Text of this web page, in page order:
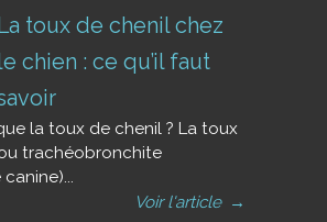
toux de chenil chez
chien : ce qu’il faut
la toux de chenil ? La toux
trachéobronchite
Voir l'article →